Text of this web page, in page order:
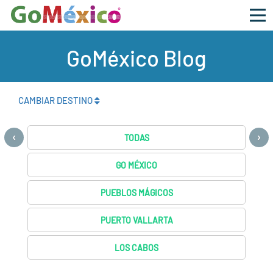
GoMéxico Blog
CAMBIAR DESTINO
TODAS
GO MÉXICO
PUEBLOS MÁGICOS
PUERTO VALLARTA
LOS CABOS
‹ ›